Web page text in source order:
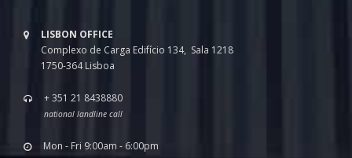
LISBON OFFICE
Complexo de Carga Edifício 134, Sala 1218
1750-364 Lisboa
+ 351 21 8438880
national landline call
Mon - Fri 9:00am - 6:00pm